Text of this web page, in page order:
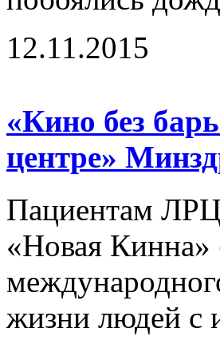
12.11.2015
«Кино без
центре»
Пациентам
«Новая
жизни людей с